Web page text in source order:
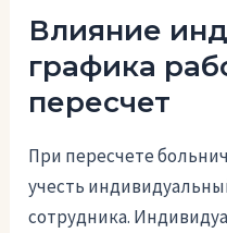
Влияние
графика
пересчет
При пересчете
учесть
сотрудника.